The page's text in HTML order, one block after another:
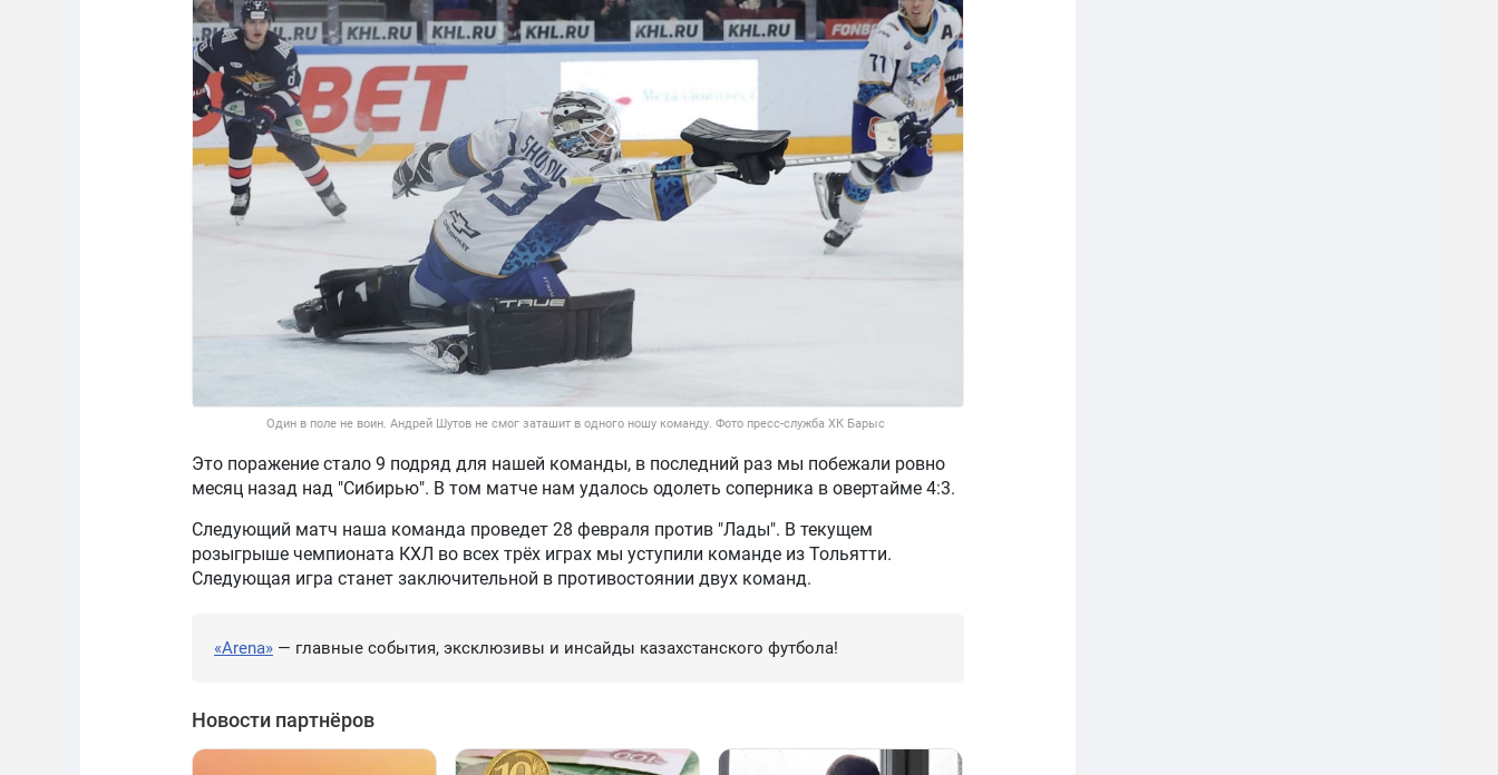
Один в поле не воин. Андрей Шутов не смог заташит в одного ношу команду. Фото пресс-служба ХК Барыс
Это поражение стало 9 подряд для нашей команды, в последний раз мы побежали ровно
месяц назад над "Сибирью". В том матче нам удалось одолеть соперника в овертайме 4:3.
Следующий матч наша команда проведет 28 февраля против "Лады". В текущем
розыгрыше чемпионата КХЛ во всех трёх играх мы уступили команде из Тольятти.
Следующая игра станет заключительной в противостоянии двух команд.
«Arena» — главные события, эксклюзивы и инсайды казахстанского футбола!